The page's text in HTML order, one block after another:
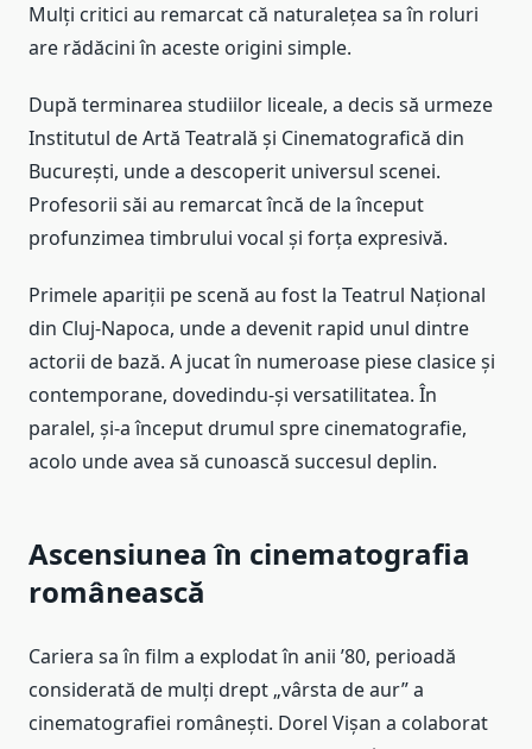
Mulți critici au remarcat că naturalețea sa în roluri
are rădăcini în aceste origini simple.
După terminarea studiilor liceale, a decis să urmeze
Institutul de Artă Teatrală și Cinematografică din
București, unde a descoperit universul scenei.
Profesorii săi au remarcat încă de la început
profunzimea timbrului vocal și forța expresivă.
Primele apariții pe scenă au fost la Teatrul Național
din Cluj-Napoca, unde a devenit rapid unul dintre
actorii de bază. A jucat în numeroase piese clasice și
contemporane, dovedindu-și versatilitatea. În
paralel, și-a început drumul spre cinematografie,
acolo unde avea să cunoască succesul deplin.
Ascensiunea în cinematografia
românească
Cariera sa în film a explodat în anii ’80, perioadă
considerată de mulți drept „vârsta de aur” a
cinematografiei românești. Dorel Vișan a colaborat